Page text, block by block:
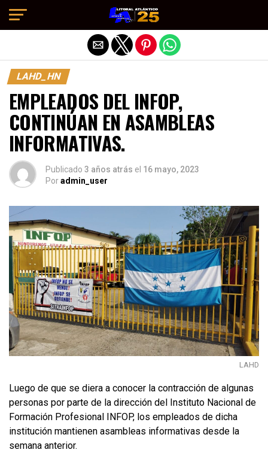
LAHD_HN
EMPLEADOS DEL INFOP,
CONTINÚAN EN ASAMBLEAS
INFORMATIVAS.
Publicado 3 años atrás el 16 mayo, 2023
Poradmin_user
LAHD
Luego de que se diera a conocer la contracción de algunas
personas por parte de la dirección del Instituto Nacional de
Formación Profesional INFOP, los empleados de dicha
institución mantienen asambleas informativas desde la
semana anterior.
Salir de la versión móvil